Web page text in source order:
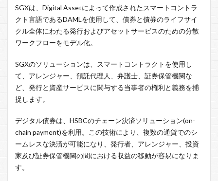
SGXは、Digital Assetによって作成されたスマートコントラ
クト言語であるDAMLを使用して、債券と債券のライフサイ
クル全体にわたる発行およびアセットサービスのための分散
ワークフローをモデル化。
SGXのソリューションは、スマートコントラクトを使用し
て、アレンジャー、預託代理人、弁護士、証券保管機関な
ど、発行と資産サービスに関与する当事者の権利と義務を捕
捉します。
デジタル債券は、HSBCのチェーン決済ソリューション(on-
chain payment)を利用。この技術により、複数の通貨でのシ
ームレスな決済が可能になり、発行者、アレンジャー、投資
家及び証券保管機関の間における収益の移動が容易になりま
す。